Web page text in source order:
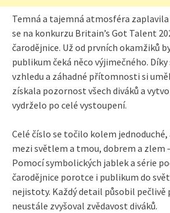
Temná a tajemná atmosféra
se na konkurzu Britain’s Got Talent
čarodějnice. Už od prvních okamžiků
publikum čeká něco výjimečného.
vzhledu a záhadné přítomnosti si
získala pozornost všech diváků a
vydrželo po celé vystoupení.
Celé číslo se točilo kolem
mezi světlem a tmou, dobrem a zlem
Pomocí symbolických jablek a série
čarodějnice porotce i publikum do
nejistoty. Každý detail působil pečlivě
neustále zvyšoval zvědavost diváků.